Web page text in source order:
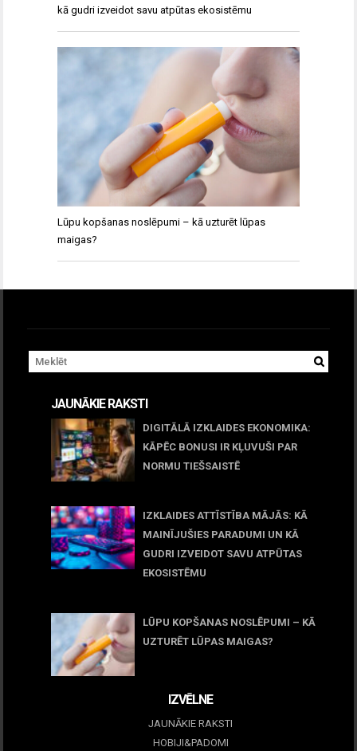
kā gudri izveidot savu atpūtas ekosistēmu
Lūpu kopšanas noslēpumi – kā uzturēt lūpas
maigas?
JAUNĀKIE RAKSTI
DIGITĀLĀ IZKLAIDES EKONOMIKA:
KĀPĒC BONUSI IR KĻUVUŠI PAR
NORMU TIEŠSAISTĒ
IZKLAIDES ATTĪSTĪBA MĀJĀS: KĀ
MAINĪJUŠIES PARADUMI UN KĀ
GUDRI IZVEIDOT SAVU ATPŪTAS
EKOSISTĒMU
LŪPU KOPŠANAS NOSLĒPUMI – KĀ
UZTURĒT LŪPAS MAIGAS?
IZVĒLNE
JAUNĀKIE RAKSTI
HOBIJI&PADOMI